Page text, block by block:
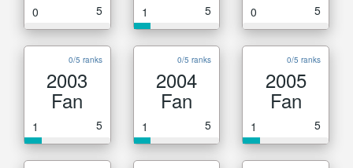
0 5 1 5 0 5
0/5 ranks
2003
Fan
1 5
0/5 ranks
2004
Fan
1 5
0/5 ranks
2005
Fan
1 5